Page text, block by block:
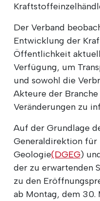
Der Verband
Entwicklung der
Öffentlichkeit
Verfügung, um
und sowohl die
Akteure der
Veränderungen zu
Auf der Grundlage
Generaldirektion für
Geologie(DGEG)
der zu erwartenden
zu den
ab Montag, dem 30.